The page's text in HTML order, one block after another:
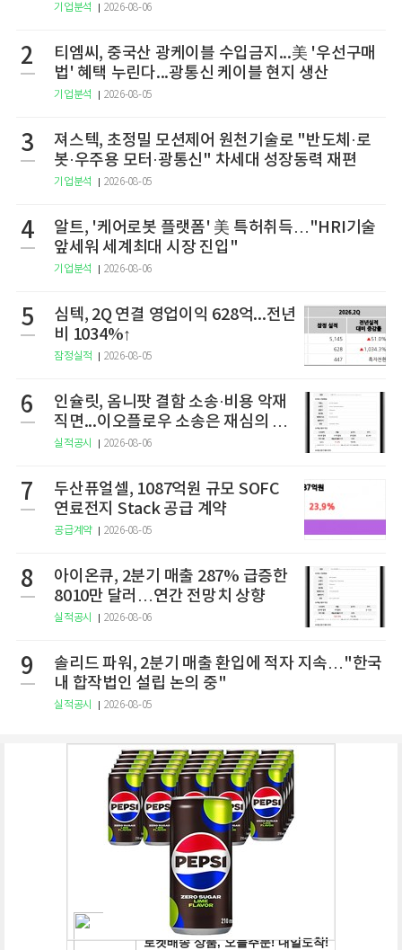
기업분석 2026-08-06
2
티엠씨, 중국산 광케이블 수입금지...美 '우선구매
법' 혜택 누린다...광통신 케이블 현지 생산
기업분석 2026-08-05
3
져스텍, 초정밀 모션제어 원천기술로 "반도체·로
봇·우주용 모터·광통신" 차세대 성장동력 재편
기업분석 2026-08-05
4
알트, '케어로봇 플랫폼' 美 특허취득…"HRI기술
앞세워 세계최대 시장 진입"
기업분석 2026-08-06
5
심텍, 2Q 연결 영업이익 628억...전년
비 1034%↑
잠정실적 2026-08-05
6
인슐릿, 옴니팟 결함 소송·비용 악재
직면...이오플로우 소송은 재심의 청
구
실적공시 2026-08-06
7
두산퓨얼셀, 1087억원 규모 SOFC
연료전지 Stack 공급 계약
공급계약 2026-08-05
8
아이온큐, 2분기 매출 287% 급증한
8010만 달러…연간 전망치 상향
실적공시 2026-08-06
9
솔리드 파워, 2분기 매출 환입에 적자 지속…"한국
내 합작법인 설립 논의 중"
실적공시 2026-08-05